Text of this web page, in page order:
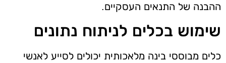
ההבנה של התנאים העסקיים.
שימוש בכלים לניתוח נתונים
כלים מבוססי בינה מלאכותית יכולים לסייע לאנשי